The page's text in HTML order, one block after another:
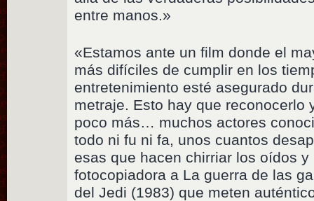
entre manos.»
«Estamos ante un film donde el
más difíciles de cumplir en los
entretenimiento esté asegurado
metraje. Esto hay que reconocerlo
poco más… muchos actores
todo ni fu ni fa, unos cuantos
esas que hacen chirriar los oídos
fotocopiadora a La guerra de las
del Jedi (1983) que meten